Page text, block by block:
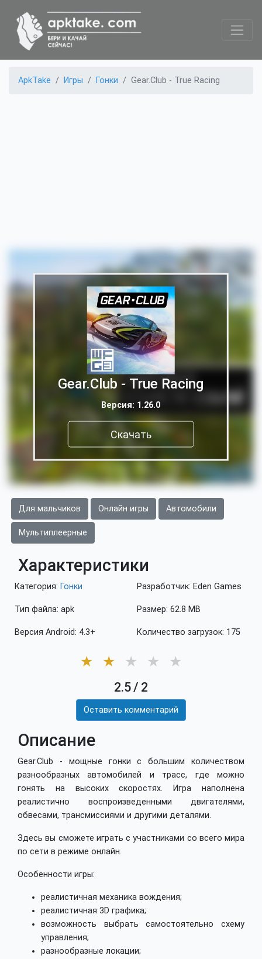
ApkTake Игры Гонки Gear.Club - True Racing
Gear.Club - True Racing
Версия: 1.26.0
Скачать
Для мальчиков Онлайн игры Автомобили
Мультиплеерные
Характеристики
Категория: Гонки
Тип файла: apk
Версия Android: 4.3+
Разработчик: Eden Games
Размер: 62.8 MB
Количество загрузок: 175
★ ★ ★ ★ ★
2.5/ 2
Оставить комментарий
Описание
Gear.Club - мощные гонки с большим количеством
разнообразных автомобилей и трасс, где можно
гонять на высоких скоростях. Игра наполнена
реалистично воспроизведенными двигателями,
обвесами, трансмиссиями и другими деталями.
Здесь вы сможете играть с участниками со всего мира
по сети в режиме онлайн.
Особенности игры:
реалистичная механика вождения;
реалистичная 3D графика;
возможность выбрать самостоятельно схему
управления;
разнообразные локации;